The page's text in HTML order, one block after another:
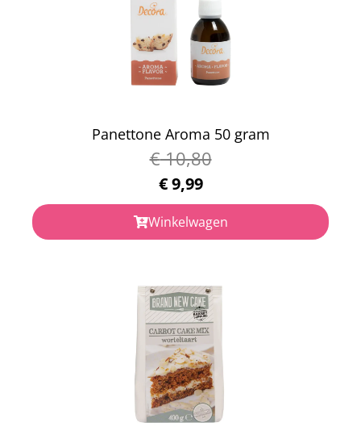
Panettone Aroma 50 gram
€10,80
€9,99
Winkelwagen